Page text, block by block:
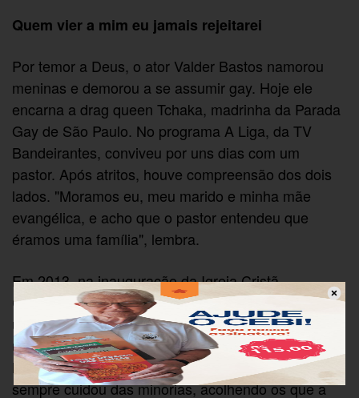
Quem vier a mim eu jamais rejeitarei
Por temor a Deus, o ator Valder Bastos namorou
meninas e demorou a se assumir gay. Hoje ele
encarna a drag queen Tchaka, madrinha da Parada
Gay de São Paulo. No programa A Liga, da TV
Bandeirantes, conviveu por uns dias com um
pastor. Após atritos, houve compreensão dos dois
lados. "Moramos eu, meu marido e minha mãe
evangélica, e acho que o pastor entendeu que
éramos uma família", lembra.
Em 2013, na inauguração da Igreja Cristã
Contemporânea, em São Paulo, Tchaka assistiu a
um culto "montada" pela primeira vez. "Defendemos
uma teologia inclusiva, de acolhimento ao
homoafetivo. Tomamos como exemplo Jesus, que
sempre cuidou das minorias, acolhendo os que a